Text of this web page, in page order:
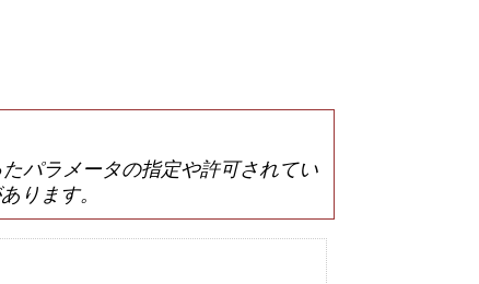
パラメータの指定や許可されてい
ります。